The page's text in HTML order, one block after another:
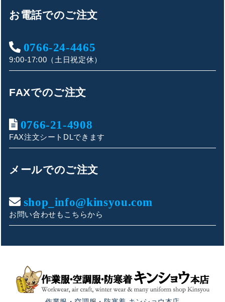
キンショウお問い合わせサポート
こんにちは！
お買い物やお問い合わせ相談のサポートをさせていただい
ご質問内容をお選びください。
🦺 購入前によくあるご質問
お電話でのご注文
0766-24-4465
9:00-17:00（土日祝定休）
FAXでのご注文
0766-21-4908
FAX注文シートDLできます
メールでのご注文
shop_info@kinsyou.com
お問い合わせもこちらから